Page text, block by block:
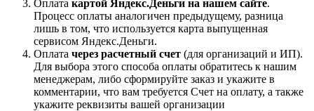
Оплата картой Яндекс.Деньги на нашем сайте.
Процесс оплаты аналогичен предыдущему, разница
лишь в том, что используется карта выпущенная
сервисом Яндекс.Деньги.
Оплата через расчетный счет (для организаций и ИП).
Для выбора этого способа оплаты обратитесь к нашим
менеджерам, либо сформируйте заказ и укажите в
комментарии, что вам требуется Счет на оплату, а также
укажите реквизиты вашей организации